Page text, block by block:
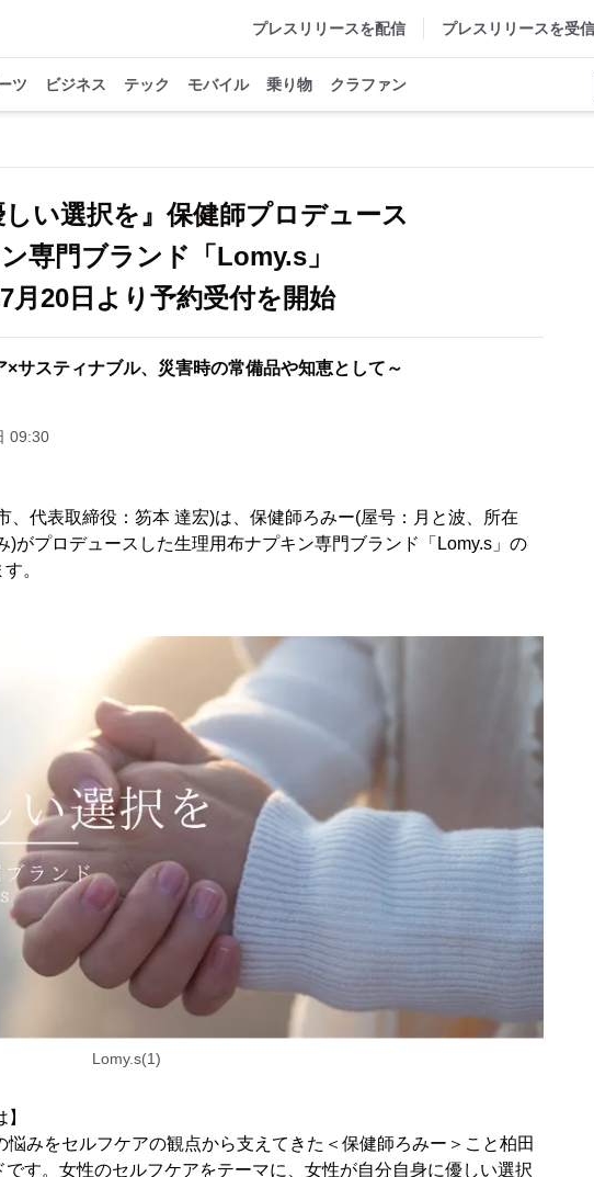
プレスリリースを配信 プレスリリースを受信
ツ ビジネス テック モバイル 乗り物 クラファン
しい選択を』保健師プロデュース
専門ブランド「Lomy.s」
月20日より予約受付を開始
×サスティナブル、災害時の常備品や知恵として～
09:30
、代表取締役：笏本 達宏)は、保健師ろみー(屋号：月と波、所在
)がプロデュースした生理用布ナプキン専門ブランド「Lomy.s」の
。
Lomy.s(1)
悩みをセルフケアの観点から支えてきた＜保健師ろみー＞こと柏田
す。女性のセルフケアをテーマに、女性が自分自身に優しい選択